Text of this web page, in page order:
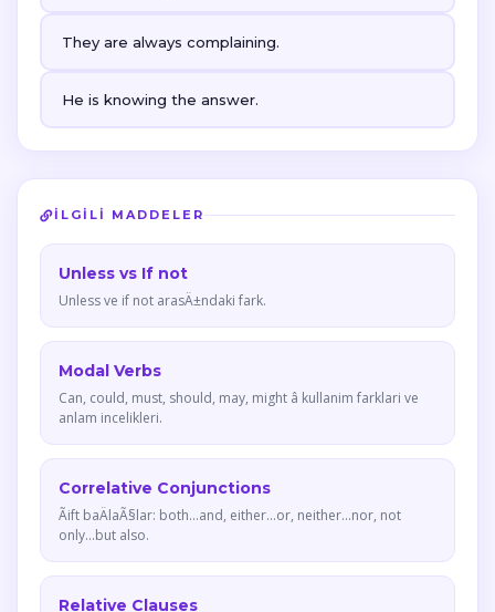
They are always complaining.
He is knowing the answer.
İLGILI MADDELER
Unless vs If not
Unless ve if not arasÄ±ndaki fark.
Modal Verbs
Can, could, must, should, may, might â kullanim farklari ve
anlam incelikleri.
Correlative Conjunctions
Ãift baÄlaÃ§lar: both...and, either...or, neither...nor, not
only...but also.
Relative Clauses